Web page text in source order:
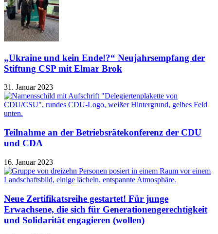
„Ukraine und kein Ende!?“ Neujahrsempfang der
Stiftung CSP mit Elmar Brok
31. Januar 2023
Teilnahme an der Betriebsrätekonferenz der CDU
und CDA
16. Januar 2023
Neue Zertifikatsreihe gestartet! Für junge
Erwachsene, die sich für Generationengerechtigkeit
und Solidarität engagieren (wollen)